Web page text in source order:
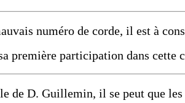
numéro de corde, il est à
première participation dans cette
de D. Guillemin, il se peut que les